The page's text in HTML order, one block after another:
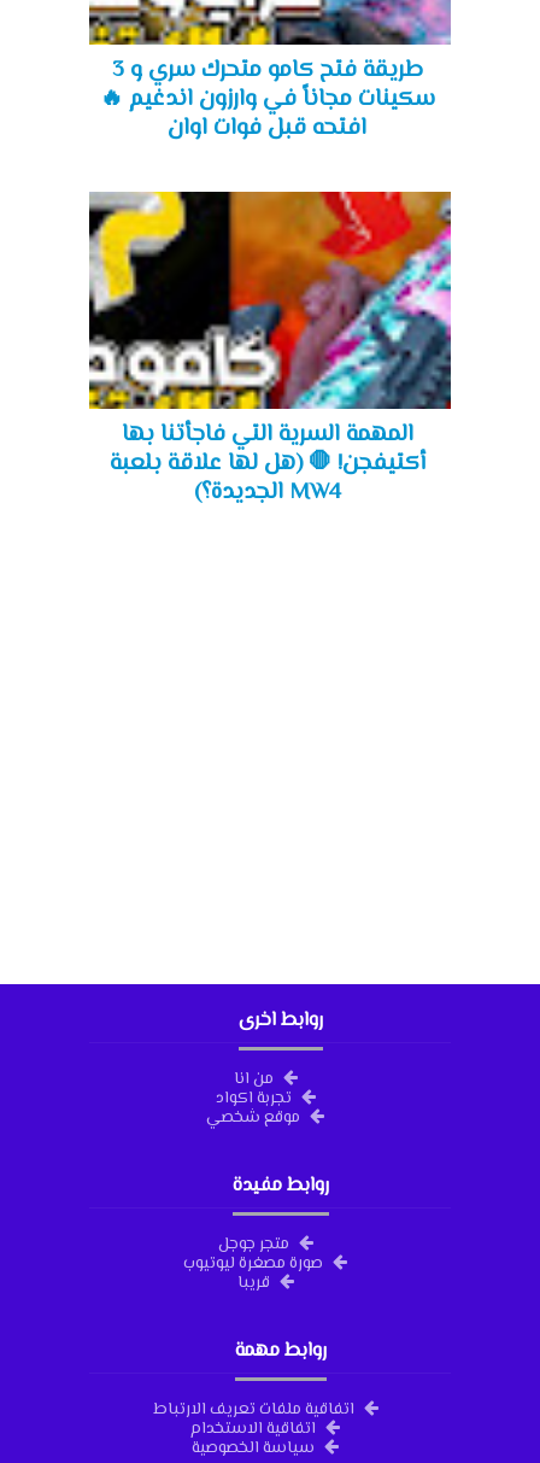
طريقة فتح كامو متحرك سري و 3
سكينات مجاناً في وارزون اندغيم 🔥
افتحه قبل فوات اوان
المهمة السرية التي فاجأتنا بها
أكتيفجن! 🛑 (هل لها علاقة بلعبة
MW4 الجديدة؟)
روابط اخرى
من انا
تجربة اكواد
موقع شخصي
روابط مفيدة
متجر جوجل
صورة مصغرة ليوتيوب
قريبا
روابط مهمة
اتفاقية ملفات تعريف الارتباط
اتفاقية الاستخدام
سياسة الخصوصية